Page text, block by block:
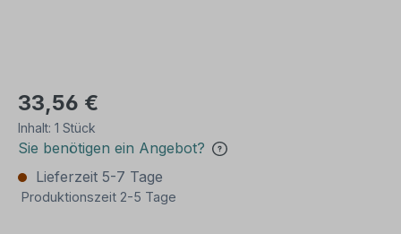
33,56 €
Inhalt: 1 Stück
Sie benötigen ein Angebot?
Lieferzeit 5-7 Tage
Produktionszeit 2-5 Tage